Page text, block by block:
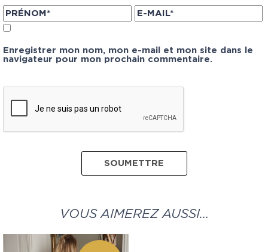
Enregistrer mon nom, mon e-mail et mon site dans le
navigateur pour mon prochain commentaire.
VOUS AIMEREZ AUSSI…